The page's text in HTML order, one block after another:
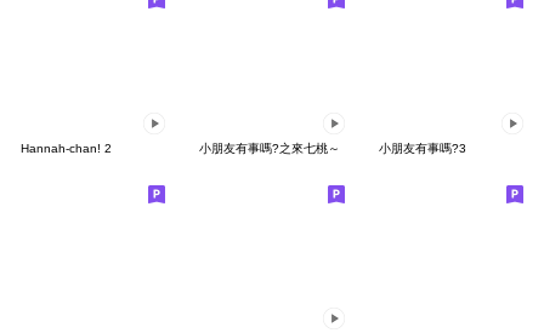
Hannah-chan! 2 小朋友有事嗎?之來七桃～ 小朋友有事嗎?3